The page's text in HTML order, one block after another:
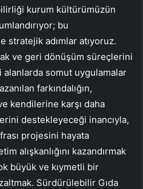
kurum kültürümüzün
bu
stratejik adımlar atıyoruz.
ve geri dönüşüm süreçlerini
somut uygulamalar
farkındalığın,
kendilerine karşı daha
destekleyeceği inancıyla,
projesini hayata
alışkanlığını kazandırmak
büyük ve kıymetli bir
Sürdürülebilir Gıda